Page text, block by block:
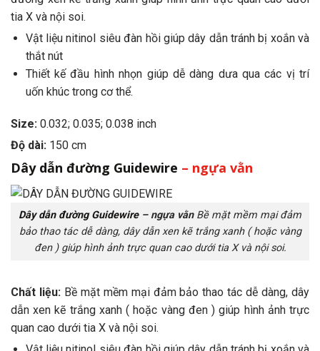
tia X và nội soi.
Vật liệu nitinol siêu đàn hồi giúp dây dẫn tránh bị xoắn và
thắt nút
Thiết kế đầu hình nhọn giúp dễ dàng dưa qua các vị trí
uốn khúc trong cơ thể.
Size: 0.032; 0.035; 0.038 inch
Độ dài: 150 cm
Dây dẫn đường Guidewire – ngựa vằn
Dây dẫn đường Guidewire– ngựa vằn Bề mặt mềm mại đảm
bảo thao tác dễ dàng, dây dẫn xen kẽ trắng xanh ( hoặc vàng
đen ) giúp hình ảnh trực quan cao dưới tia X và nội soi.
Chất liệu:Bề mặt mềm mại đảm bảo thao tác dễ dàng, dây
dẫn xen kẽ trắng xanh ( hoặc vàng đen ) giúp hình ảnh trực
quan cao dưới tia X và nội soi.